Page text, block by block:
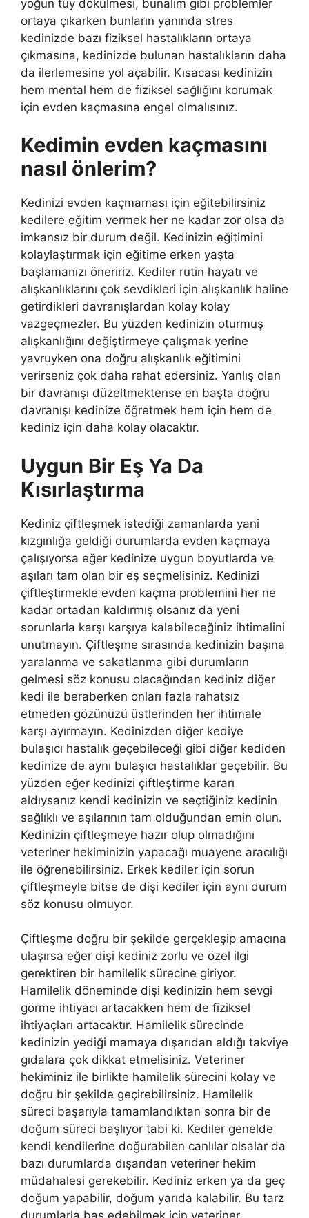
yoğun tüy dökülmesi, bunalım gibi problemler
ortaya çıkarken bunların yanında stres
kedinizde bazı fiziksel hastalıkların ortaya
çıkmasına, kedinizde bulunan hastalıkların daha
da ilerlemesine yol açabilir. Kısacası kedinizin
hem mental hem de fiziksel sağlığını korumak
için evden kaçmasına engel olmalısınız.
Kedimin evden kaçmasını
nasıl önlerim?
Kedinizi evden kaçmaması için eğitebilirsiniz
kedilere eğitim vermek her ne kadar zor olsa da
imkansız bir durum değil. Kedinizin eğitimini
kolaylaştırmak için eğitime erken yaşta
başlamanızı öneririz. Kediler rutin hayatı ve
alışkanlıklarını çok sevdikleri için alışkanlık haline
getirdikleri davranışlardan kolay kolay
vazgeçmezler. Bu yüzden kedinizin oturmuş
alışkanlığını değiştirmeye çalışmak yerine
yavruyken ona doğru alışkanlık eğitimini
verirseniz çok daha rahat edersiniz. Yanlış olan
bir davranışı düzeltmektense en başta doğru
davranışı kedinize öğretmek hem için hem de
kediniz için daha kolay olacaktır.
Uygun Bir Eş Ya Da
Kısırlaştırma
Kediniz çiftleşmek istediği zamanlarda yani
kızgınlığa geldiği durumlarda evden kaçmaya
çalışıyorsa eğer kedinize uygun boyutlarda ve
aşıları tam olan bir eş seçmelisiniz. Kedinizi
çiftleştirmekle evden kaçma problemini her ne
kadar ortadan kaldırmış olsanız da yeni
sorunlarla karşı karşıya kalabileceğiniz ihtimalini
unutmayın. Çiftleşme sırasında kedinizin başına
yaralanma ve sakatlanma gibi durumların
gelmesi söz konusu olacağından kediniz diğer
kedi ile beraberken onları fazla rahatsız
etmeden gözünüzü üstlerinden her ihtimale
karşı ayırmayın. Kedinizden diğer kediye
bulaşıcı hastalık geçebileceği gibi diğer kediden
kedinize de aynı bulaşıcı hastalıklar geçebilir. Bu
yüzden eğer kedinizi çiftleştirme kararı
aldıysanız kendi kedinizin ve seçtiğiniz kedinin
sağlıklı ve aşılarının tam olduğundan emin olun.
Kedinizin çiftleşmeye hazır olup olmadığını
veteriner hekiminizin yapacağı muayene aracılığı
ile öğrenebilirsiniz. Erkek kediler için sorun
çiftleşmeyle bitse de dişi kediler için aynı durum
söz konusu olmuyor.
Çiftleşme doğru bir şekilde gerçekleşip amacına
ulaşırsa eğer dişi kediniz zorlu ve özel ilgi
gerektiren bir hamilelik sürecine giriyor.
Hamilelik döneminde dişi kedinizin hem sevgi
görme ihtiyacı artacakken hem de fiziksel
ihtiyaçları artacaktır. Hamilelik sürecinde
kedinizin yediği mamaya dışarıdan aldığı takviye
gıdalara çok dikkat etmelisiniz. Veteriner
hekiminiz ile birlikte hamilelik sürecini kolay ve
doğru bir şekilde geçirebilirsiniz. Hamilelik
süreci başarıyla tamamlandıktan sonra bir de
doğum süreci başlıyor tabi ki. Kediler genelde
kendi kendilerine doğurabilen canlılar olsalar da
bazı durumlarda dışarıdan veteriner hekim
müdahalesi gerekebilir. Kediniz erken ya da geç
doğum yapabilir, doğum yarıda kalabilir. Bu tarz